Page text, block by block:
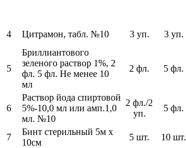
4
Цитрамон, табл. №10 3 уп. 3 уп.
5
Бриллиантового
зеленого раствор 1%, 2
фл. 5 фл. Не менее 10
мл
2 фл. 5 фл.
6
Раствор йода спиртовой
5%-10,0 мл или амп.1,0
мл. №10
2 фл./2
уп.
5 фл.
7
Бинт стерильный 5м х
10см
5 шт. 10 шт.